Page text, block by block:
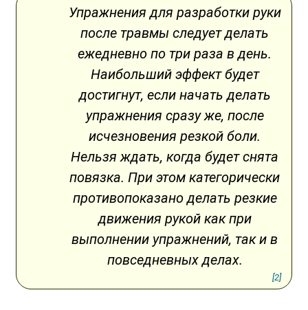
Упражнения для разработки руки
после травмы следует делать
ежедневно по три раза в день.
Наибольший эффект будет
достигнут, если начать делать
упражнения сразу же, после
исчезновения резкой боли.
Нельзя ждать, когда будет снята
повязка. При этом категорически
противопоказано делать резкие
движения рукой как при
выполнении упражнений, так и в
повседневных делах.
[2]